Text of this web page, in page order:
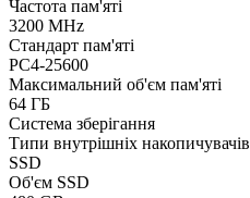
Частота пам'яті
3200 MHz
Стандарт пам'яті
PC4-25600
Максимальний об'єм пам'яті
64 ГБ
Система зберігання
Типи внутрішніх накопичувачів
SSD
Об'єм SSD